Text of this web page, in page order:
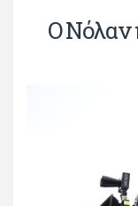
Ο Νόλαν